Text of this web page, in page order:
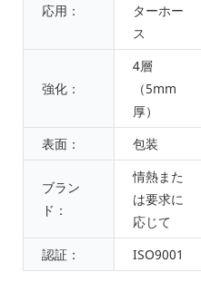
応用：
ターホー
ス
強化：
4層
（5mm
厚）
表面：
包装
ブラン
ド：
情熱また
は要求に
応じて
認証： ISO9001